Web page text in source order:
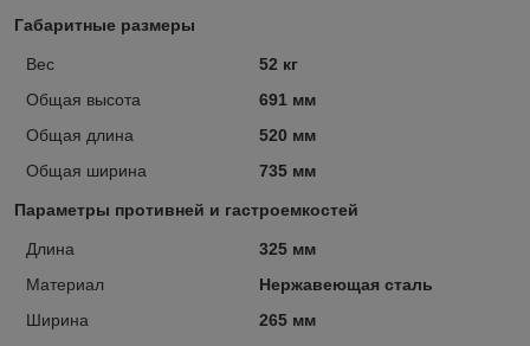
Габаритные размеры
Вес
52 кг
Общая высота
691 мм
Общая длина
520 мм
Общая ширина
735 мм
Параметры противней и гастроемкостей
Длина
325 мм
Материал
Нержавеющая сталь
Ширина
265 мм